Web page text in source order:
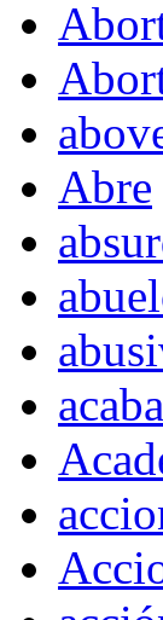
Abre
acaba